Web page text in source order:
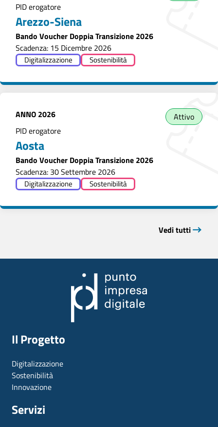
PID erogatore
Arezzo-Siena
Bando Voucher Doppia Transizione 2026
Scadenza: 15 Dicembre 2026
Digitalizzazione Sostenibilità
ANNO 2026
Attivo
PID erogatore
Aosta
Bando Voucher Doppia Transizione 2026
Scadenza: 30 Settembre 2026
Digitalizzazione Sostenibilità
Vedi tutti
Il Progetto
Digitalizzazione
Sostenibilità
Innovazione
Servizi